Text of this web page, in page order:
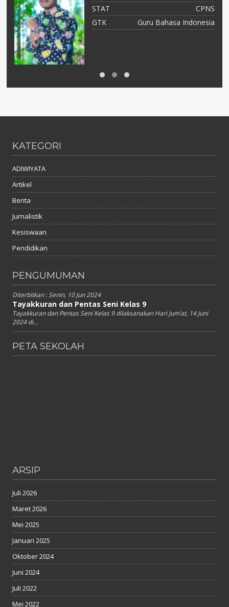
STAT
CPNS
GTK
Guru Bahasa Indonesia
KATEGORI
ADIWIYATA
Artikel
Berita
Jurnalistik
Kesiswaan
Pendidikan
PENGUMUMAN
Diterbitkan :Senin, 10 Jun 2024
Tayakkuran dan Pentas Seni Kelas 9
Tayakkuran dan Pentas Seni Kelas 9 dilaksanakan Hari Jum’at, 14 Juni
2024 di...
PETA SEKOLAH
ARSIP
Juli 2026
Maret 2026
Mei 2025
Januari 2025
Oktober 2024
Juni 2024
Juli 2022
Mei 2022